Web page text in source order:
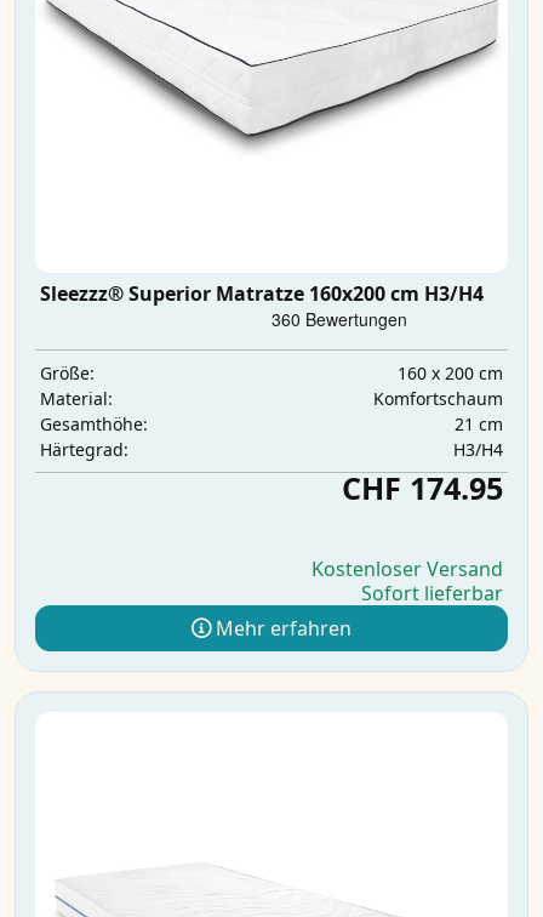
Sleezzz® Superior Matratze 160x200 cm H3/H4
Größe:
160 x 200 cm
Material:
Komfortschaum
Gesamthöhe:
21 cm
Härtegrad:
H3/H4
CHF 174.95
Kostenloser Versand
Sofort lieferbar
Mehr erfahren